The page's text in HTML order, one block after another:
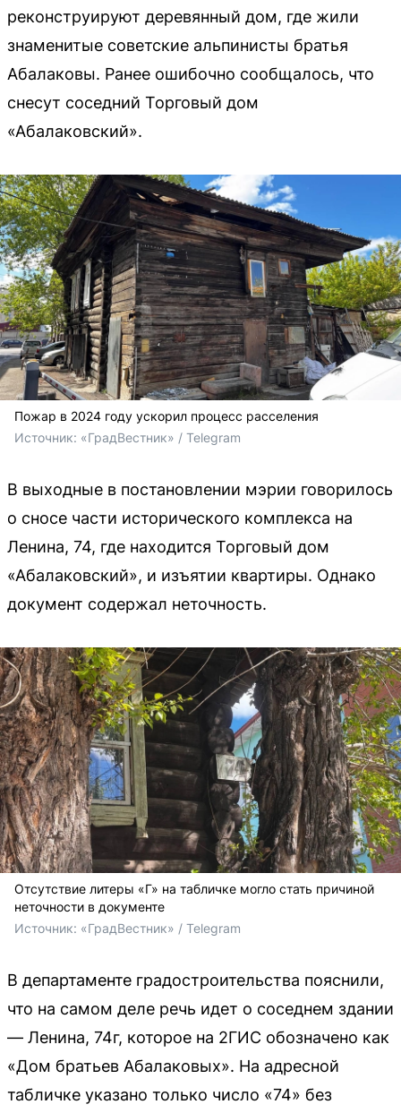
реконструируют деревянный дом, где жили
знаменитые советские альпинисты братья
Абалаковы. Ранее ошибочно сообщалось, что
снесут соседний Торговый дом
«Абалаковский».
Пожар в 2024 году ускорил процесс расселения
Источник: «ГрадВестник» / Telegram
В выходные в постановлении мэрии говорилось
о сносе части исторического комплекса на
Ленина, 74, где находится Торговый дом
«Абалаковский», и изъятии квартиры. Однако
документ содержал неточность.
Отсутствие литеры «Г» на табличке могло стать причиной
неточности в документе
Источник: «ГрадВестник» / Telegram
В департаменте градостроительства пояснили,
что на самом деле речь идет о соседнем здании
— Ленина, 74г, которое на 2ГИС обозначено как
«Дом братьев Абалаковых». На адресной
табличке указано только число «74» без